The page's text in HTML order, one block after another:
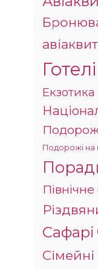
Готелі
Екзотика
Подорожі на
Сафарі